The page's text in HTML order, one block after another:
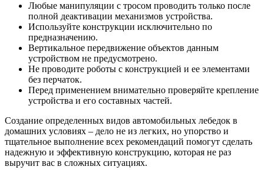
Любые манипуляции с тросом проводить только после
полной деактивации механизмов устройства.
Используйте конструкции исключительно по
предназначению.
Вертикальное передвижение объектов данным
устройством не предусмотрено.
Не проводите роботы с конструкцией и ее элементами
без перчаток.
Перед применением внимательно проверяйте крепление
устройства и его составных частей.
Создание определенных видов автомобильных лебедок в
домашних условиях – дело не из легких, но упорство и
тщательное выполнение всех рекомендаций помогут сделать
надежную и эффективную конструкцию, которая не раз
выручит вас в сложных ситуациях.